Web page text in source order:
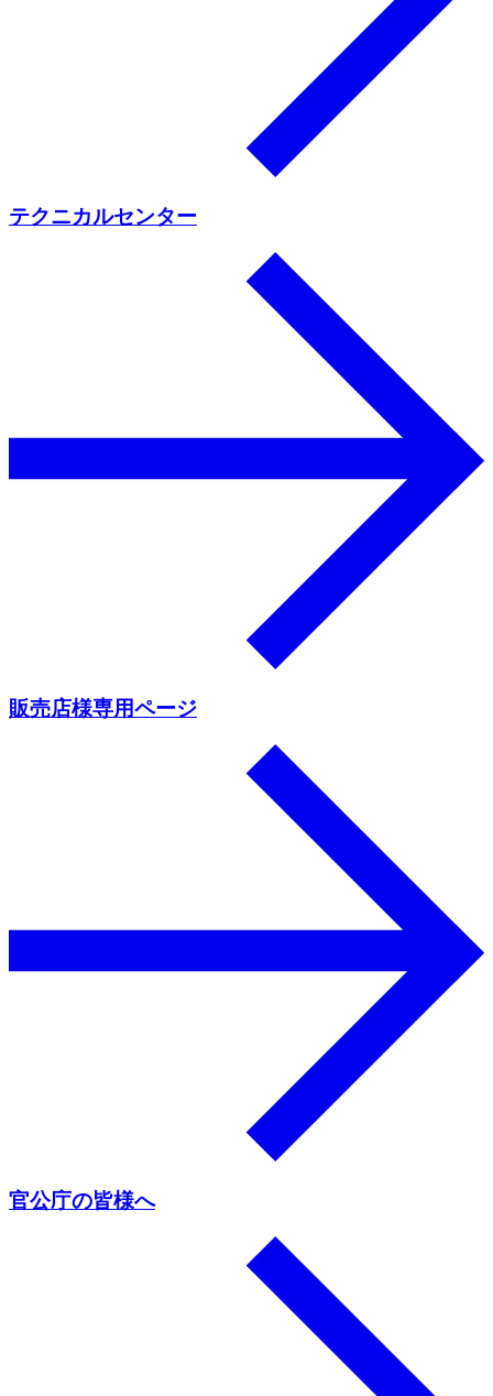
テクニカルセンター
販売店様専用ページ
官公庁の皆様へ